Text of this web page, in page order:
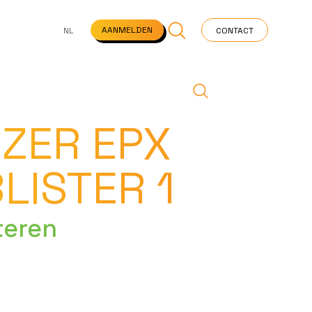
VEELGESTELDE VRAGEN STARTPAGINA NEWS
NL AANMELDEN CONTACT
EPX
1